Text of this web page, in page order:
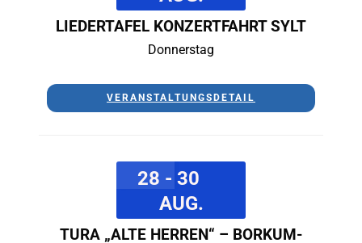
LIEDERTAFEL KONZERTFAHRT SYLT
Donnerstag
VERANSTALTUNGSDETAIL
28 - 30
AUG.
TURA „ALTE HERREN“ – BORKUM-